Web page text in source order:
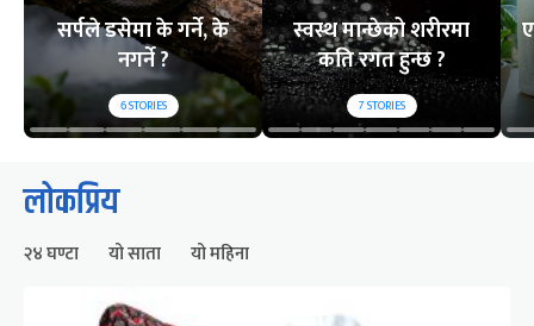
सर्पले डसेमा के गर्ने, के
नगर्ने ?
6STORIES
स्वस्थ मान्छेको शरीरमा
कति रगत हुन्छ ?
7STORIES
लोकप्रिय
२४ घण्टा यो साता यो महिना